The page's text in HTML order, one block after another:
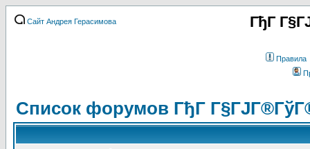
Сайт Андрея Герасимова ГђГ
Правила
Список форумов ГђГ